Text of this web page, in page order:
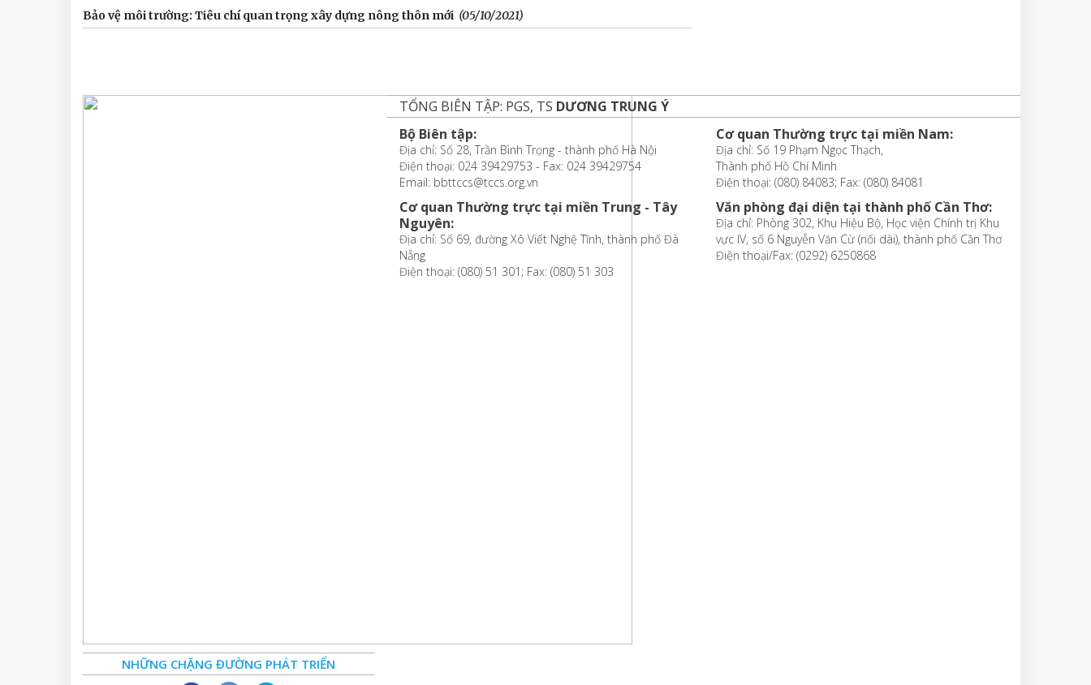
Bảo vệ môi trường: Tiêu chí quan trọng xây dựng nông thôn mới (05/10/2021)
NHỮNG CHẶNG ĐƯỜNG PHÁT TRIỂN
TỔNG BIÊN TẬP: PGS, TS DƯƠNG TRUNG Ý
Bộ Biên tập:
Địa chỉ: Số 28, Trần Bình Trọng - thành phố Hà Nội
Điện thoại: 024 39429753 - Fax: 024 39429754
Email: bbttccs@tccs.org.vn
Cơ quan Thường trực tại miền Trung - Tây
Nguyên:
Địa chỉ: Số 69, đường Xô Viết Nghệ Tĩnh, thành phố Đà
Nẵng
Điện thoại: (080) 51 301; Fax: (080) 51 303
Cơ quan Thường trực tại miền Nam:
Địa chỉ: Số 19 Phạm Ngọc Thạch,
Thành phố Hồ Chí Minh
Điện thoại: (080) 84083; Fax: (080) 84081
Văn phòng đại diện tại thành phố Cần Thơ:
Địa chỉ: Phòng 302, Khu Hiệu Bộ, Học viện Chính trị Khu
vực IV, số 6 Nguyễn Văn Cừ (nối dài), thành phố Cần Thơ
Điện thoại/Fax: (0292) 6250868